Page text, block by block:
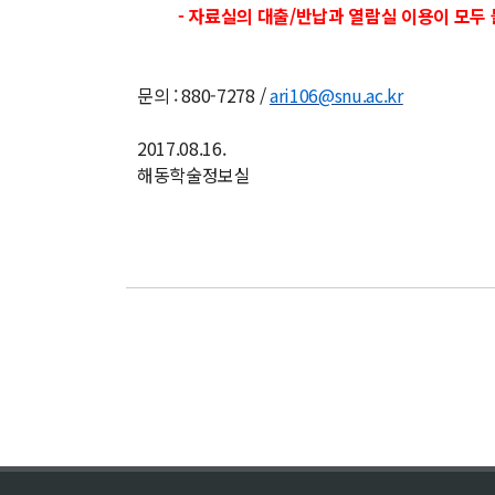
- 자료실의 대출/반납과 열람실 이용이 모두
문의 : 880-7278 /ari106@snu.ac.kr
2017.08.16.
해동학술정보실